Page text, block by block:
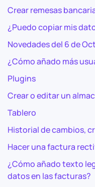
Crear remesas
¿Puedo copiar mis
Novedades del 6 de
¿Cómo añado más
Plugins
Crear o editar un
Tablero
Historial de cambios,
Hacer una factura
¿Cómo añado texto
datos en las facturas?